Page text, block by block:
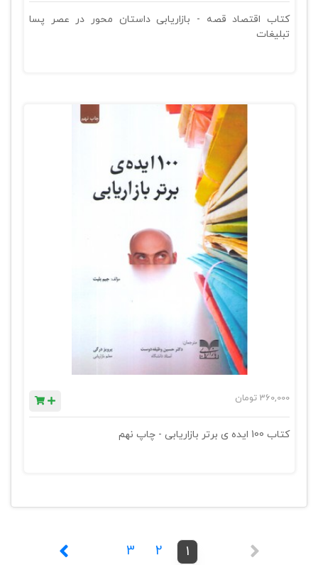
کتاب اقتصاد قصه - بازاریابی داستان محور در عصر پسا
تبلیغات
360,000 تومان
کتاب 100 ایده ی برتر بازاریابی - چاپ نهم
1
2
3